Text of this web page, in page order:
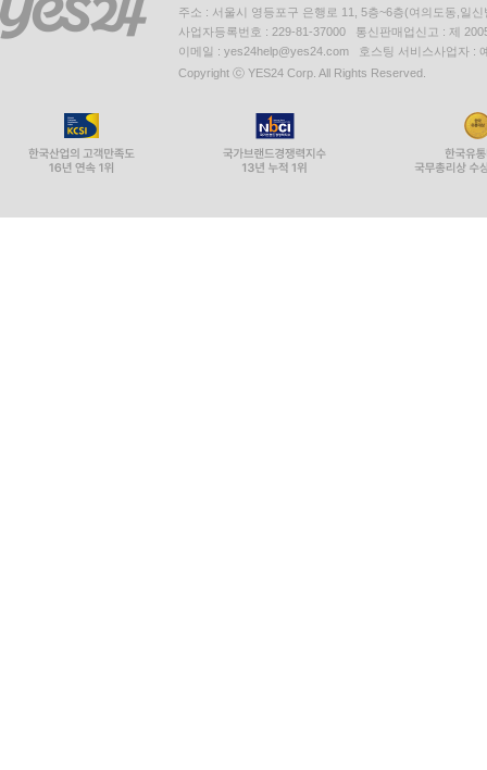
주소 : 서울시 영등포구 은행로 11, 5층~6층(여의도동,일신
사업자등록번호 : 229-81-37000 통신판매업신고 : 제
이메일 : yes24help@yes24.com 호스팅 서비스사업자 :
Copyright ⓒ YES24 Corp. All Rights Reserved.